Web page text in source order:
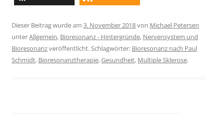
Dieser Beitrag wurde am 3. November 2018von Michael Petersen
unterAllgemein, Bioresonanz - Hintergründe, Nervensystem und
Bioresonanzveröffentlicht. Schlagwörter: Bioresonanz nach Paul
Schmidt, Bioresonanztherapie,Gesundheit, Multiple Sklerose.